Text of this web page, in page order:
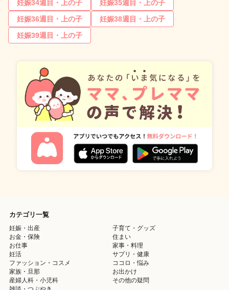
妊娠34週目・上の子
妊娠35週目・上の子
妊娠36週目・上の子
妊娠38週目・上の子
妊娠39週目・上の子
カテゴリ一覧
妊娠・出産
子育て・グッズ
お金・保険
住まい
お仕事
家事・料理
妊活
サプリ・健康
ファッション・コスメ
ココロ・悩み
家族・旦那
お出かけ
産婦人科・小児科
その他の疑問